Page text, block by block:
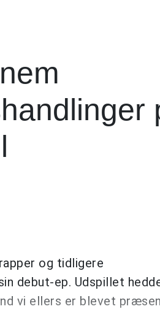
og tidligere
debut-ep. Udspillet
vi ellers er blevet